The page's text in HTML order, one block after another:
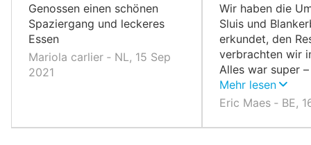
Genossen einen schönen
Spaziergang und leckeres
Essen
Mariola carlier ‐ NL, 15 Sep
2021
Wir haben die
Sluis und
erkundet, den
verbrachten wir
Alles war super
die Getränke,
hatten eine tolle
Mehr lesen
Eric Maes ‐ BE,